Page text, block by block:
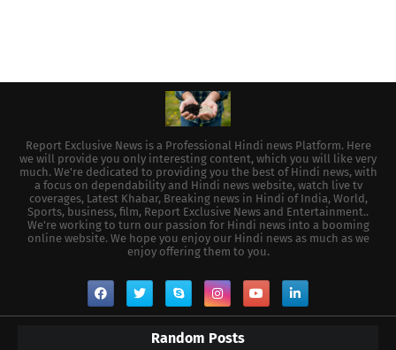
Report Exclusive News is a Professional Hindi news Platform. Here
we will provide you only interesting content, which you will like very
much. We're dedicated to providing you the best of Hindi news, with
a focus on dependability and Hindi news website, watch live tv
coverages, Latest Khabar, Breaking news in Hindi of India, World,
Sports, business, film, Report Exclusive News and Entertainment..
We're working to turn our passion for Hindi news into a booming
online website. We hope you enjoy our Hindi news as much as we
enjoy offering them to you.
Random Posts